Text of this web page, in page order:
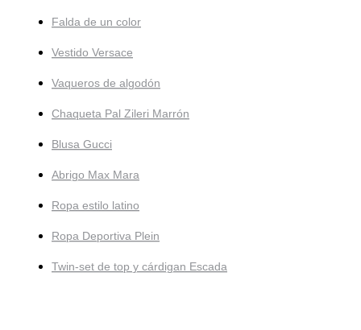
Falda de un color
Vestido Versace
Vaqueros de algodón
Chaqueta Pal Zileri Marrón
Blusa Gucci
Abrigo Max Mara
Ropa estilo latino
Ropa Deportiva Plein
Twin-set de top y cárdigan Escada